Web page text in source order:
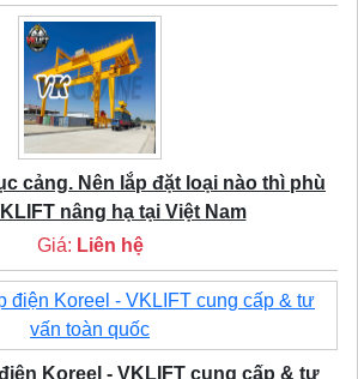
cảng. Nên lắp đặt loại nào thì phù
nâng hạ tại Việt Nam
Giá: Liên hệ
Koreel - VKLIFT cung cấp & tư